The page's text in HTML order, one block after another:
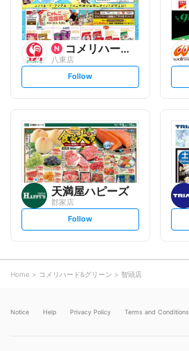
コメリハード&グリーン
八東店
s
t
l
o
w
Follow
天満屋ハピーズ
郡家店
s
t
o
Follow
Home コメリハード&グリーン 智頭店
Notice Help Privacy Policy Terms and Conditions